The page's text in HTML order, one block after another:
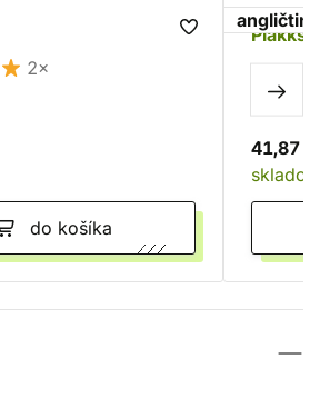
2×
do košíka
angličtina
Plakks -
41,87 €
skladom